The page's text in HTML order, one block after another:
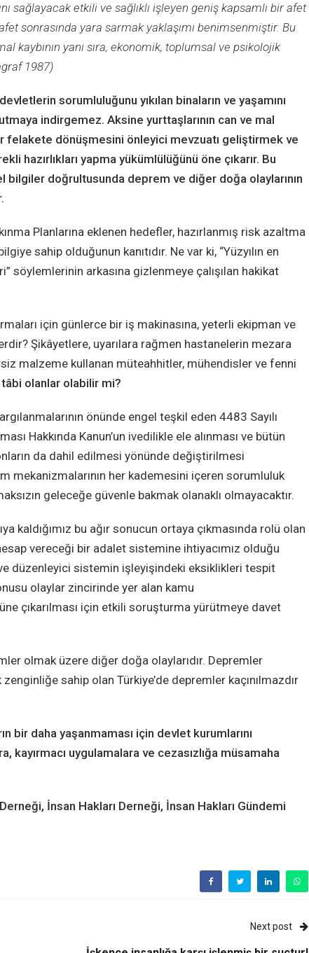
sağlayacak etkili ve sağlıklı işleyen geniş kapsamlı bir afet
sonrasında yara sarmak yaklaşımı benimsenmiştir. Bu
kaybının yanı sıra, ekonomik, toplumsal ve psikolojik
1987)
sorumluluğunu yıkılan binaların ve yaşamını
indirgemez. Aksine yurttaşlarının can ve mal
felakete dönüşmesini önleyici mevzuatı geliştirmek ve
hazırlıkları yapma yükümlülüğünü öne çıkarır. Bu
doğrultusunda deprem ve diğer doğa olaylarının
Planlarına eklenen hedefler, hazırlanmış risk azaltma
sahip olduğunun kanıtıdır. Ne var ki, “Yüzyılın en
söylemlerinin arkasına gizlenmeye çalışılan hakikat
için günlerce bir iş makinasına, yeterli ekipman ve
Şikâyetlere, uyarılara rağmen hastanelerin mezara
malzeme kullanan müteahhitler, mühendisler ve fenni
tâbi olanlar olabilir mi?
önünde engel teşkil eden 4483 Sayılı
Hakkında Kanun’un ivedilikle ele alınması ve bütün
da dahil edilmesi yönünde değiştirilmesi
mekanizmalarının her kademesini içeren sorumluluk
geleceğe güvenle bakmak olanaklı olmayacaktır.
kaldığımız bu ağır sonucun ortaya çıkmasında rolü olan
vereceği bir adalet sistemine ihtiyacımız olduğu
düzenleyici sistemin işleyişindeki eksiklikleri tespit
olaylar zincirinde yer alan kamu
çıkarılması için etkili soruşturma yürütmeye davet
olmak üzere diğer doğa olaylarıdır. Depremler
sahip olan Türkiye’de depremler kaçınılmazdır
bir daha yaşanmaması için devlet kurumlarını
uygulamalara ve cezasızlığa müsamaha
İnsan Hakları Derneği, İnsan Hakları Gündemi
Next post